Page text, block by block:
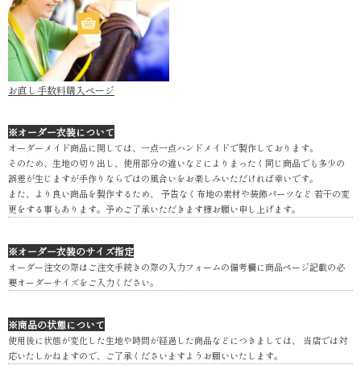
お直し手数料購入ページ
※オーダー衣装について
オーダーメイド商品に関しては、一点一点ハンドメイドで製作しております。
そのため、生地の切り出し、使用部分の違いなどによりまったく同じ商品でも多少の
誤差が生じますが手作りならではの風合いをお楽しみいただければ幸いです。
また、より良い商品を製作するため、 予告なく布地の素材や装飾パーツなど 若干の変
更をする事もあります。予めご了承いただきます様お願い申し上げます。
※オーダー衣装のサイズ指定
オーダー注文の際はご注文手続きの際の入力フォームの備考欄に商品ページ記載の必
要オーダーサイズをご入力ください。
※商品の状態について
使用後に状態が変化した生地や時間が経過した商品などにつきましては、 当店では対
応いたしかねますので、ご了承くださいますようお願いいたします。